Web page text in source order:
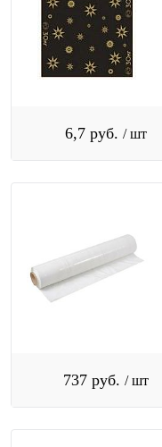
6,7 руб. / шт
737 руб. / шт